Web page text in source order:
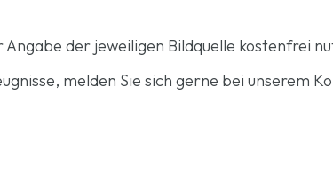
der jeweiligen Bildquelle kostenfrei
melden Sie sich gerne bei unserem